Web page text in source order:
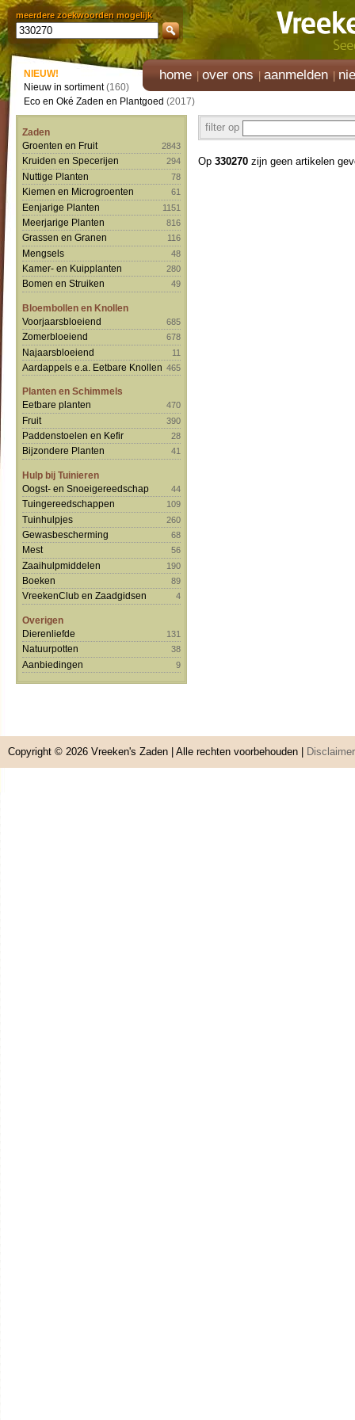
meerdere zoekwoorden mogelijk
home over ons aanmelden
NIEUW!
Nieuw in sortiment(160)
Eco en Oké Zaden en Plantgoed (2017)
Zaden
Groenten en Fruit
2843
Kruiden en Specerijen 294
Nuttige Planten 78
Kiemen en Microgroenten 61
Eenjarige Planten 1151
Meerjarige Planten 816
Grassen en Granen 116
Mengsels 48
Kamer- en Kuipplanten 280
Bomen en Struiken 49
Bloembollen en Knollen
Voorjaarsbloeiend
685
Zomerbloeiend 678
Najaarsbloeiend 11
Aardappels e.a. Eetbare Knollen 465
Planten en Schimmels
Eetbare planten
470
Fruit 390
Paddenstoelen en Kefir 28
Bijzondere Planten 41
Hulp bij Tuinieren
Oogst- en Snoeigereedschap
44
Tuingereedschappen 109
Tuinhulpjes 260
Gewasbescherming 68
Mest 56
Zaaihulpmiddelen 190
Boeken 89
VreekenClub en Zaadgidsen 4
Overigen
Dierenliefde
131
Natuurpotten 38
Aanbiedingen 9
filter op
Op 330270 zijn geen artikelen
Copyright © 2026 Vreeken's Zaden | Alle rechten voorbehouden | Disclaimer